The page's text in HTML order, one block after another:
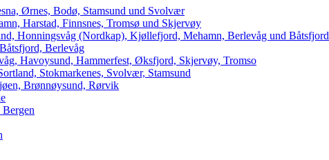
Ørnes, Bodø, Stamsund und Svolvær
Harstad, Finnsnes, Tromsø und Skjervøy
Honningsvåg (Nordkap), Kjøllefjord, Mehamn, Berlevåg und Båtsfjord
Berlevåg
Havoysund, Hammerfest, Øksfjord, Skjervøy, Tromso
Stokmarkenes, Svolvær, Stamsund
Brønnøysund, Rørvik